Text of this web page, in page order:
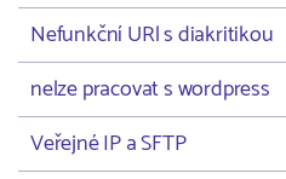
Nefunkční URl s diakritikou
nelze pracovat s wordpress
Veřejné IP a SFTP